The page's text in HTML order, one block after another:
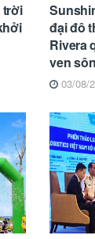
trời
đại đô
Rivera
ven
03/08/